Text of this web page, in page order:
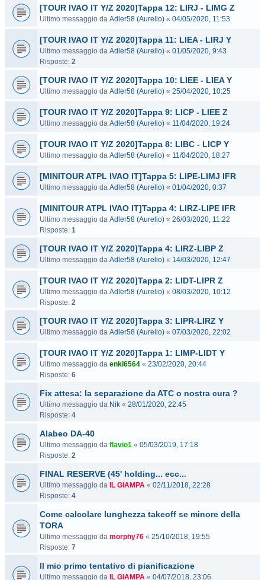
[TOUR IVAO IT Y/Z 2020]Tappa 12: LIRJ - LIMG Z
Ultimo messaggio da Adler58 (Aurelio) « 04/05/2020, 11:53
[TOUR IVAO IT Y/Z 2020]Tappa 11: LIEA - LIRJ Y
Ultimo messaggio da Adler58 (Aurelio) « 01/05/2020, 9:43
Risposte: 2
[TOUR IVAO IT Y/Z 2020]Tappa 10: LIEE - LIEA Y
Ultimo messaggio da Adler58 (Aurelio) « 25/04/2020, 10:25
[TOUR IVAO IT Y/Z 2020]Tappa 9: LICP - LIEE Z
Ultimo messaggio da Adler58 (Aurelio) « 11/04/2020, 19:24
[TOUR IVAO IT Y/Z 2020]Tappa 8: LIBC - LICP Y
Ultimo messaggio da Adler58 (Aurelio) « 11/04/2020, 18:27
[MINITOUR ATPL IVAO IT]Tappa 5: LIPE-LIMJ IFR
Ultimo messaggio da Adler58 (Aurelio) « 01/04/2020, 0:37
[MINITOUR ATPL IVAO IT]Tappa 4: LIRZ-LIPE IFR
Ultimo messaggio da Adler58 (Aurelio) « 26/03/2020, 11:22
Risposte: 1
[TOUR IVAO IT Y/Z 2020]Tappa 4: LIRZ-LIBP Z
Ultimo messaggio da Adler58 (Aurelio) « 14/03/2020, 12:47
[TOUR IVAO IT Y/Z 2020]Tappa 2: LIDT-LIPR Z
Ultimo messaggio da Adler58 (Aurelio) « 08/03/2020, 10:12
Risposte: 2
[TOUR IVAO IT Y/Z 2020]Tappa 3: LIPR-LIRZ Y
Ultimo messaggio da Adler58 (Aurelio) « 07/03/2020, 22:02
[TOUR IVAO IT Y/Z 2020]Tappa 1: LIMP-LIDT Y
Ultimo messaggio da enki6564 « 23/02/2020, 20:44
Risposte: 6
Fix attesa: la separazione da ATC o nostra cura ?
Ultimo messaggio da Nik « 28/01/2020, 22:45
Risposte: 4
Alabeo DA-40
Ultimo messaggio da flavio1 « 05/03/2019, 17:18
Risposte: 2
FINAL RESERVE (45' holding... ecc...
Ultimo messaggio da IL GIAMPA « 02/11/2018, 22:28
Risposte: 4
Come calcolare lunghezza takeoff se minore della
TORA
Ultimo messaggio da morphy76 « 25/10/2018, 19:55
Risposte: 7
Il mio primo tentativo di pianificazione
Ultimo messaggio da IL GIAMPA « 04/07/2018, 23:06